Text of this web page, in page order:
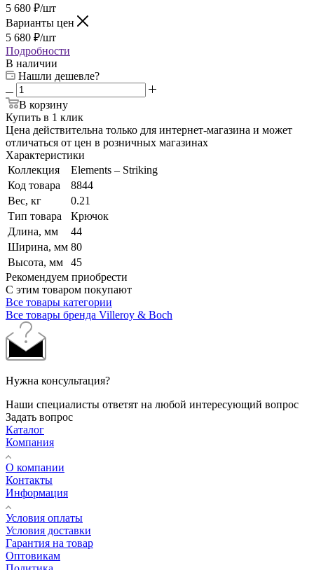
5 680 ₽/шт
Варианты цен
5 680 ₽/шт
Подробности
В наличии
Нашли дешевле?
В корзину
Купить в 1 клик
Цена действительна только для интернет-магазина и может
отличаться от цен в розничных магазинах
Характеристики
Коллекция
Elements – Striking
Код товара
8844
Вес, кг
0.21
Тип товара
Крючок
Длина, мм
44
Ширина, мм 80
Высота, мм
45
Рекомендуем приобрести
С этим товаром покупают
Все товары категории
Все товары бренда Villeroy & Boch
Нужна консультация?
Наши специалисты ответят на любой интересующий вопрос
Задать вопрос
Каталог
Компания
О компании
Контакты
Информация
Условия оплаты
Условия доставки
Гарантия на товар
Оптовикам